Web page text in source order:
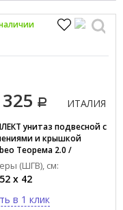
ИТАЛИЯ
унитаз подвесной с
и крышкой
Теорема 2.0 /
2.0
41+10050/A+8305/B41
(ШГВ), см:
x 42
в 1 клик